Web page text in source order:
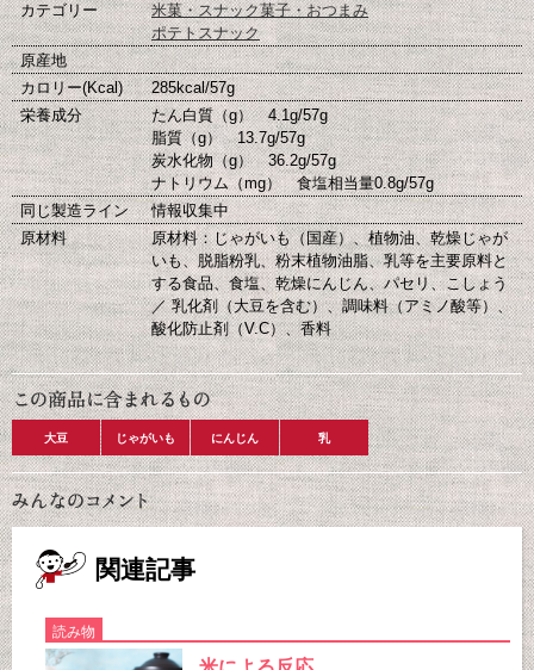
カテゴリー
米菓・スナック菓子・おつまみ
ポテトスナック
原産地
カロリー(Kcal)
285kcal/57g
栄養成分
たん白質（g） 4.1g/57g
脂質（g） 13.7g/57g
炭水化物（g） 36.2g/57g
ナトリウム（mg） 食塩相当量0.8g/57g
同じ製造ライン
情報収集中
原材料
原材料：じゃがいも（国産）、植物油、乾燥じゃが
いも、脱脂粉乳、粉末植物油脂、乳等を主要原料と
する食品、食塩、乾燥にんじん、パセリ、こしょう
／ 乳化剤（大豆を含む）、調味料（アミノ酸等）、
酸化防止剤（V.C）、香料
大豆 じゃがいも にんじん 乳
関連記事
読み物